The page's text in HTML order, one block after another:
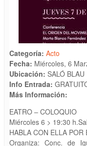
Categoría: Acto
Fecha: Miércoles, 6
Ubicación: SALÓ BLAU
Info Entrada:
Más Información:
EATRO – COLOQUIO
Miércoles 6 > 19:30
HABLA CON ELLA POR
Organiza: Conc. de